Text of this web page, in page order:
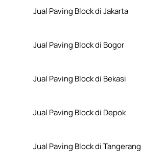
Jual Paving Block di Jakarta
Jual Paving Block di Bogor
Jual Paving Block di Bekasi
Jual Paving Block di Depok
Jual Paving Block di Tangerang